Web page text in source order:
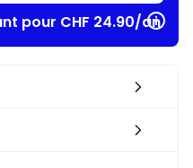
pour CHF 24.90/an